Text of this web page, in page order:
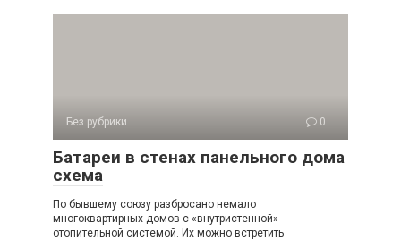
Без рубрики 0
Батареи в стенах панельного дома
схема
По бывшему союзу разбросано немало
многоквартирных домов с «внутристенной»
отопительной системой. Их можно встретить